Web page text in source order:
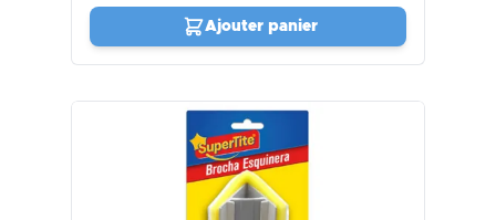
Ajouter panier